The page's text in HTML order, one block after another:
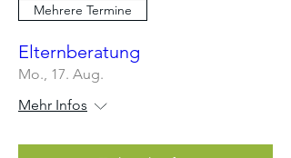
Mehrere Termine
Elternberatung
Mo., 17. Aug.
Mehr Infos